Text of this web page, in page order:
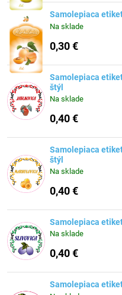
Samolepiaca
Na sklade
0,30 €
Samolepiaca
štýl
Na sklade
0,40 €
Samolepiaca
štýl
Na sklade
0,40 €
Samolepiaca
Na sklade
0,40 €
Samolepiaca